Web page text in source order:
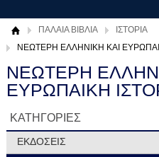
ΠΑΛΑΙΑ ΒΙΒΛΙΑ
ΙΣΤΟΡΙΑ
ΝΕΩΤΕΡΗ ΕΛΛΗΝΙΚΗ ΚΑΙ
ΝΕΩΤΕΡΗ
ΕΥΡΩΠΑΙΚΗ
ΚΑΤΗΓΟΡΙΕΣ
ΕΚΔΟΣΕΙΣ